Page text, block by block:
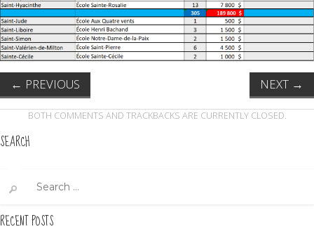
← PREVIOUS NEXT →
BOTH COMMENTS AND TRACKBACKS ARE CURRENTLY CLOSED.
SEARCH
for:
RECENT POSTS